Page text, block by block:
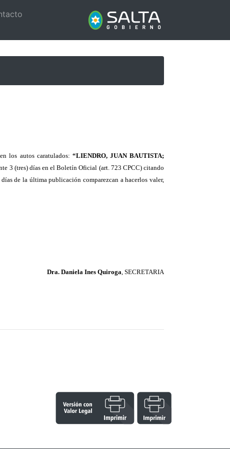
los autos caratulados: “LIENDRO, JUAN BAUTISTA;
3 (tres) días en el Boletín Oficial (art. 723 CPCC) citando
de la última publicación comparezcan a hacerlos valer,
Dra. Daniela Ines Quiroga, SECRETARIA